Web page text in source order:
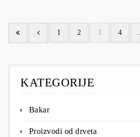
1 2 3 4
KATEGORIJE
Bakar
Proizvodi od drveta